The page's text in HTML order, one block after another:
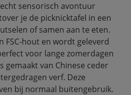
sensorisch avontuur
je de picknicktafel in een
of samen aan te eten.
FSC-hout en wordt geleverd
voor lange zomerdagen
van Chinese ceder
verf. Deze
bij normaal buitengebruik.